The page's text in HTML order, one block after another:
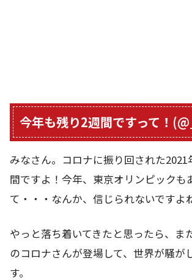
今年も残り2週間ですって！
みなさん。コロナに振り回された2021
間ですよ！今年、東京オリンピックも
て・・・なんか、信じられないですよ
やっと落ち着いてきたと思ったら、ま
のコロナさんが登場して、世界が騒が
す。